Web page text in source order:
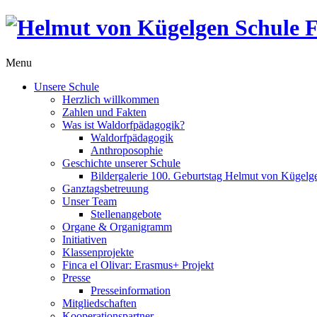
Menu
Unsere Schule
Herzlich willkommen
Zahlen und Fakten
Was ist Waldorfpädagogik?
Waldorfpädagogik
Anthroposophie
Geschichte unserer Schule
Bildergalerie 100. Geburtstag Helmut von
Ganztagsbetreuung
Unser Team
Stellenangebote
Organe & Organigramm
Initiativen
Klassenprojekte
Finca el Olivar: Erasmus+ Projekt
Presse
Presseinformation
Mitgliedschaften